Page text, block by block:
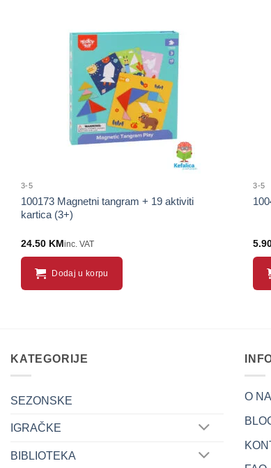
Sačuvaj
proizvod
3-5
100173 Magnetni tangram + 19 aktiviti
kartica (3+)
24.50 KMinc. VAT
Dodaj u korpu
3-5
KATEGORIJE
SEZONSKE
IGRAČKE
BIBLIOTEKA
O